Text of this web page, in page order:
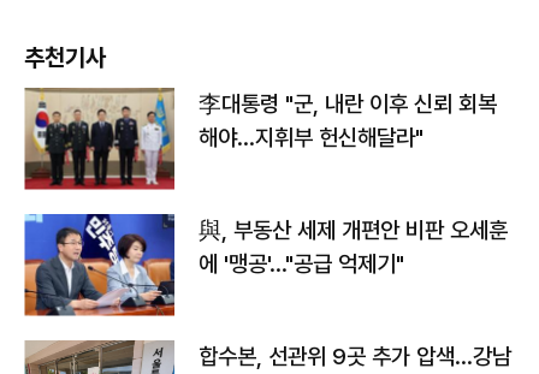
추천기사
李대통령 "군, 내란 이후 신뢰 회복
해야…지휘부 헌신해달라"
與, 부동산 세제 개편안 비판 오세훈
에 '맹공'…"공급 억제기"
합수본, 선관위 9곳 추가 압색…강남